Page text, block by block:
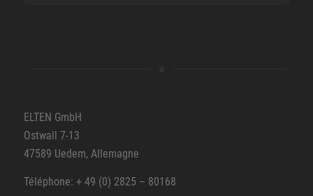
ELTEN GmbH
Ostwall 7-13
47589 Uedem, Allemagne
Téléphone: + 49 (0) 2825 – 80168